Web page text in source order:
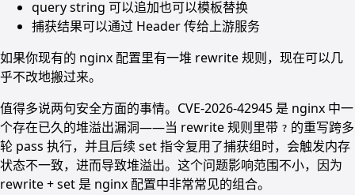
query string 可以追加也可以模板替换
捕获结果可以通过 Header 传给上游服务
如果你现有的 nginx 配置里有一堆 rewrite 规则，现在可以几
乎不改地搬过来。
值得多说两句安全方面的事情。CVE-2026-42945 是 nginx 中一
个存在已久的堆溢出漏洞——当 rewrite 规则里带 ? 的重写跨多
轮 pass 执行，并且后续 set 指令复用了捕获组时，会触发内存
状态不一致，进而导致堆溢出。这个问题影响范围不小，因为
rewrite + set 是 nginx 配置中非常常见的组合。